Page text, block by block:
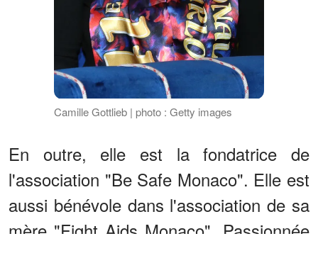
Camille Gottlieb | photo : Getty images
En outre, elle est la fondatrice de
l'association "Be Safe Monaco". Elle est
aussi bénévole dans l'association de sa
mère "Fight Aids Monaco". Passionnée